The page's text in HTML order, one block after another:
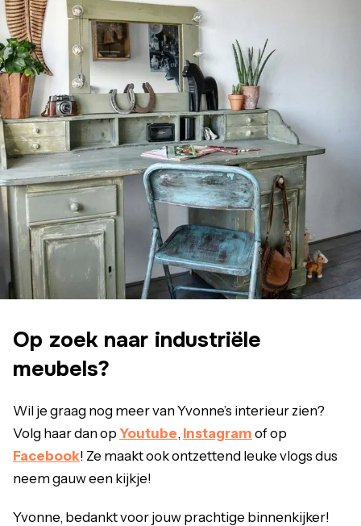
Op zoek naar industriële
meubels?
Wil je graag nog meer van Yvonne’s interieur zien?
Volg haar dan op Youtube, Instagram of op
Facebook! Ze maakt ook ontzettend leuke vlogs dus
neem gauw een kijkje!
Yvonne, bedankt voor jouw prachtige binnenkijker!